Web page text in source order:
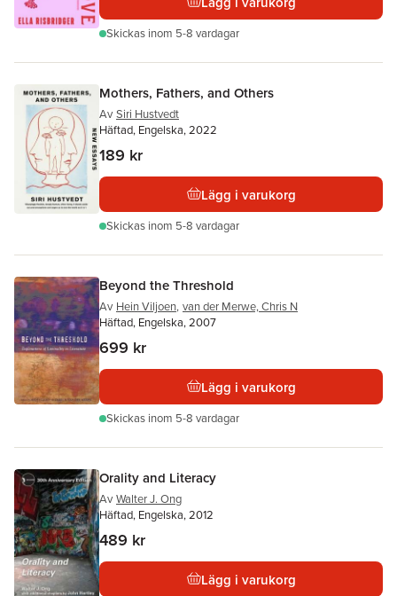
Skickas inom 5-8 vardagar
Mothers, Fathers, and Others
Av Siri Hustvedt
Häftad, Engelska, 2022
189 kr
Lägg i varukorg
Skickas inom 5-8 vardagar
Beyond the Threshold
Av Hein Viljoen, van der Merwe, Chris N
Häftad, Engelska, 2007
699 kr
Lägg i varukorg
Skickas inom 5-8 vardagar
Orality and Literacy
Av Walter J. Ong
Häftad, Engelska, 2012
489 kr
Lägg i varukorg